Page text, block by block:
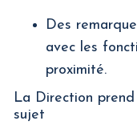
Des
avec les
proximité.
La Direction
sujet